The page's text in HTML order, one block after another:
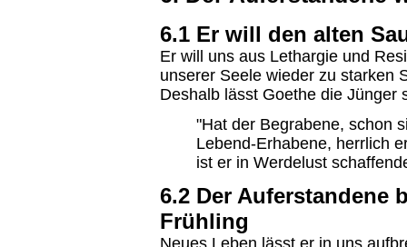
6.1 Er will den alten
Er will uns aus Lethargie und
unserer Seele wieder zu starken
Deshalb lässt Goethe die Jünger
"Hat der Begrabene, schon
Lebend-Erhabene, herrlich
ist er in Werdelust
6.2 Der Auferstandene
Frühling
Neues Leben lässt er in uns